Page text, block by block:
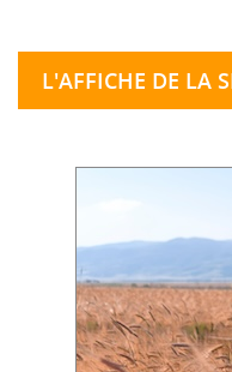
L'AFFICHE DE LA